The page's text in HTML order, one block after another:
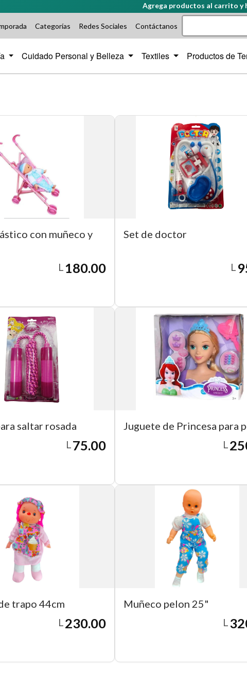
Agrega productos al carrito y haz
Categorías Redes Sociales Contáctanos
Cuidado Personal y Belleza Textiles Productos de
con muñeco y
L180.00
Set de doctor
L
saltar rosada
L75.00
Juguete de Princesa para
L
trapo 44cm
L230.00
Muñeco pelon 25"
L